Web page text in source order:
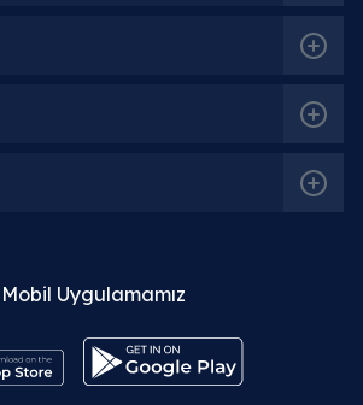
Mobil Uygulamamız